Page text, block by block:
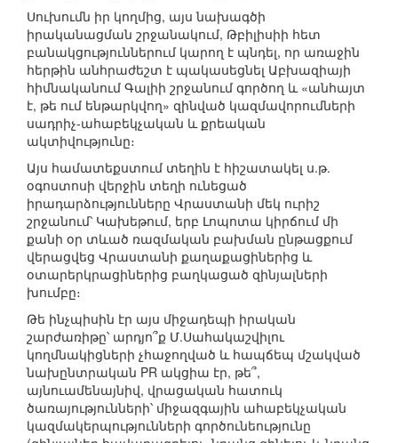
Սուխումն իր կողմից, այս նախագծի
իրականացման շրջանակում, Թբիլիսիի հետ
բանակցություններում կարող է պնդել, որ առաջին
հերթին անհրաժեշտ է պակասեցնել Աբխազիայի
հիմնականում Գալիի շրջանում գործող և «անհայտ
է, թե ում ենթարկվող» զինված կազմավորումների
սադրիչ-ահաբեկչական և քրեական
ակտիվությունը։
Այս համատեքստում տեղին է հիշատակել ս.թ.
օգոստոսի վերջին տեղի ունեցած
իրադարձությունները Վրաստանի մեկ ուրիշ
շրջանում՝ Կախեթում, երբ Լոպոտա կիրճում մի
քանի օր տևած ռազմական բախման ընթացքում
վերացվեց Վրաստանի քաղաքացիներից և
օտարերկրացիներից բաղկացած զինյալների
խումբը։
Թե ինչպիսին էր այս միջադեպի իրական
շարժառիթը՝ արդյո՞ք Մ.Սահակաշվիլու
կողմնակիցների չհաջողված և հապճեպ մշակված
նախընտրական PR ակցիա էր, թե՞,
այնուամենայնիվ, վրացական հատուկ
ծառայությունների՝ միջազգային ահաբեկչական
կազմակերպությունների գործունեությունը